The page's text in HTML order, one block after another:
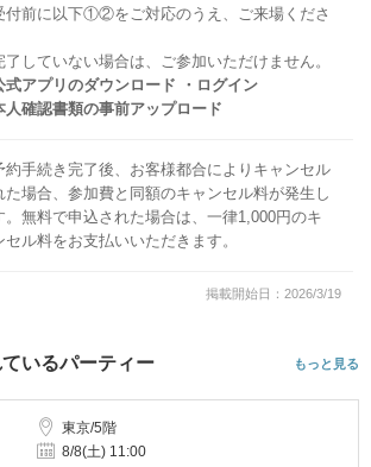
付前に以下①②をご対応のうえ、ご来場くださ
していない場合は、ご参加いただけません。
アプリのダウンロード ・ログイン
確認書類の事前アップロード
約手続き完了後、お客様都合によりキャンセル
た場合、参加費と同額のキャンセル料が発生し
。無料で申込された場合は、一律1,000円のキ
セル料をお支払いいただきます。
掲載開始日：2026/3/19
いるパーティー もっと見る
東京/5階
8/8(土) 11:00